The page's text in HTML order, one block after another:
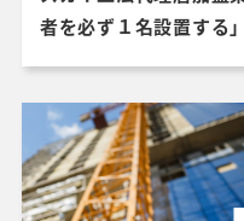
者を必ず１名設置する